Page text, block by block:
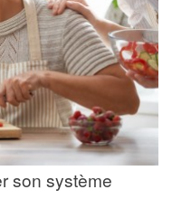
son système